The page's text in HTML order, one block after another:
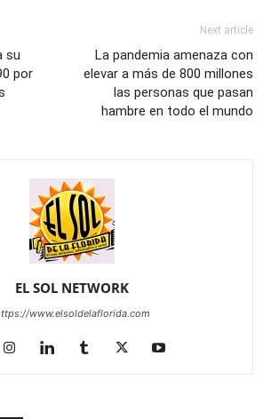
su
por
Next article
La pandemia amenaza con
elevar a más de 800 millones
las personas que pasan
hambre en todo el mundo
EL SOL NETWORK
www.elsoldelaflorida.com